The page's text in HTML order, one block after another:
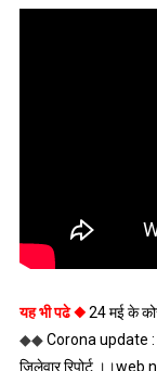
यह भी पढे ◆24 मई के
◆◆Corona update :
जिलेवार रिपोर्ट